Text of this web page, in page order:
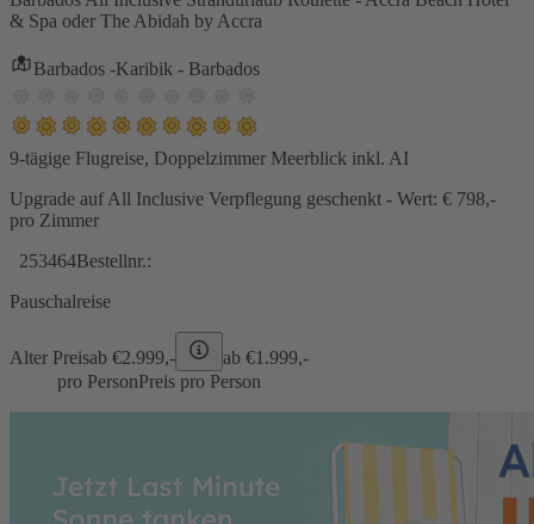
& Spa oder The Abidah by Accra
Barbados -Karibik - Barbados
9-tägige Flugreise, Doppelzimmer Meerblick inkl. AI
Upgrade auf All Inclusive Verpflegung geschenkt - Wert: € 798,-
pro Zimmer
253464Bestellnr.:
Pauschalreise
Alter Preisab €2.999,- ab €1.999,-
pro PersonPreis pro Person